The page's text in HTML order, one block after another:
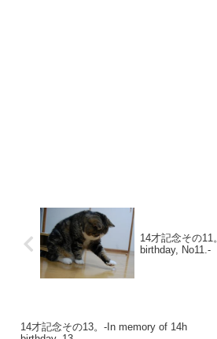
14才記念その
birthday, No11.-
14才記念その13。-In memory of 14h